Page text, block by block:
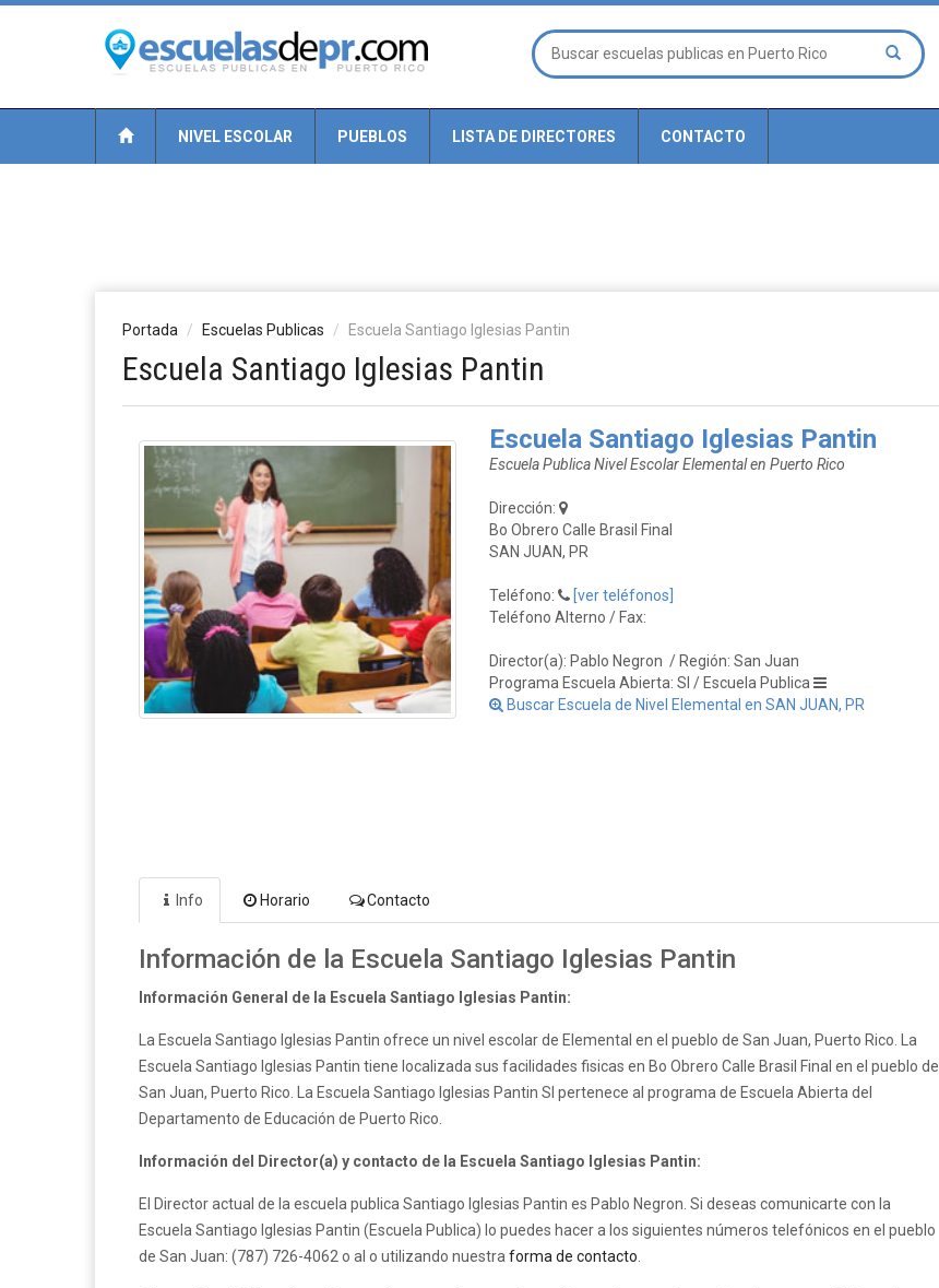
NIVEL ESCOLAR PUEBLOS LISTA DE DIRECTORES CONTACTO
Portada Escuelas Publicas Escuela Santiago Iglesias Pantin
Escuela Santiago Iglesias Pantin
Escuela Santiago Iglesias Pantin
Escuela Publica Nivel Escolar Elemental en Puerto Rico
Dirección:
Bo Obrero Calle Brasil Final
SAN JUAN, PR
Teléfono:
[ver teléfonos]
Teléfono Alterno / Fax:
Director(a): Pablo Negron / Región: San Juan
Programa Escuela Abierta: SI / Escuela Publica
Buscar Escuela de Nivel Elemental en SAN JUAN, PR
Info Horario Contacto
Información de la Escuela Santiago Iglesias Pantin
Información General de la Escuela Santiago Iglesias Pantin:
La Escuela Santiago Iglesias Pantin ofrece un nivel escolar de Elemental en el pueblo de San Juan, Puerto Rico. La
Escuela Santiago Iglesias Pantin tiene localizada sus facilidades fisicas en Bo Obrero Calle Brasil Final en el pueblo de
San Juan, Puerto Rico. La Escuela Santiago Iglesias Pantin SI pertenece al programa de Escuela Abierta del
Departamento de Educación de Puerto Rico.
Información del Director(a) y contacto de la Escuela Santiago Iglesias Pantin:
El Director actual de la escuela publica Santiago Iglesias Pantin es Pablo Negron. Si deseas comunicarte con la
Escuela Santiago Iglesias Pantin (Escuela Publica) lo puedes hacer a los siguientes números telefónicos en el pueblo
de San Juan: (787) 726-4062 o al o utilizando nuestra forma de contacto